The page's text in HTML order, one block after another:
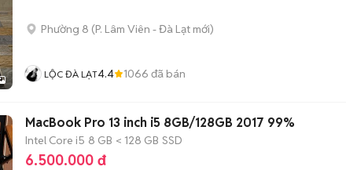
Phường 8 (P. Lâm Viên - Đà Lạt mới)
LỘC ĐÀ LẠT4.4 1066 đã bán
MacBook Pro 13 inch i5 8GB/128GB 2017 99%
Intel Core i5 8 GB < 128 GB SSD
6.500.000 đ